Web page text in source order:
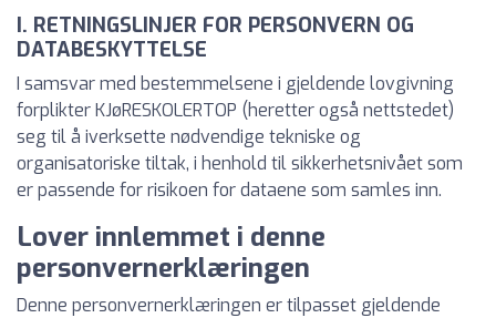
I. RETNINGSLINJER FOR PERSONVERN OG
DATABESKYTTELSE
I samsvar med bestemmelsene i gjeldende lovgivning
forplikter KJøRESKOLERTOP (heretter også nettstedet)
seg til å iverksette nødvendige tekniske og
organisatoriske tiltak, i henhold til sikkerhetsnivået som
er passende for risikoen for dataene som samles inn.
Lover innlemmet i denne
personvernerklæringen
Denne personvernerklæringen er tilpasset gjeldende